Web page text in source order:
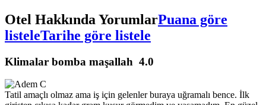
Otel Hakkında YorumlarPuana göre
listeleTarihe göre listele
Klimalar bomba maşallah 4.0
Tatil amaçlı olmaz ama iş için gelenler buraya uğramalı bence. İlk